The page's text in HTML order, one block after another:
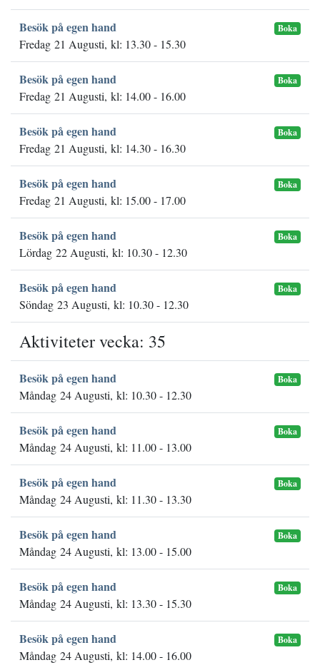
Besök på egen hand Boka
Fredag 21 Augusti, kl: 13.30 - 15.30
Besök på egen hand Boka
Fredag 21 Augusti, kl: 14.00 - 16.00
Besök på egen hand Boka
Fredag 21 Augusti, kl: 14.30 - 16.30
Besök på egen hand Boka
Fredag 21 Augusti, kl: 15.00 - 17.00
Besök på egen hand Boka
Lördag 22 Augusti, kl: 10.30 - 12.30
Besök på egen hand Boka
Söndag 23 Augusti, kl: 10.30 - 12.30
Aktiviteter vecka: 35
Besök på egen hand Boka
Måndag 24 Augusti, kl: 10.30 - 12.30
Besök på egen hand Boka
Måndag 24 Augusti, kl: 11.00 - 13.00
Besök på egen hand Boka
Måndag 24 Augusti, kl: 11.30 - 13.30
Besök på egen hand Boka
Måndag 24 Augusti, kl: 13.00 - 15.00
Besök på egen hand Boka
Måndag 24 Augusti, kl: 13.30 - 15.30
Besök på egen hand Boka
Måndag 24 Augusti, kl: 14.00 - 16.00